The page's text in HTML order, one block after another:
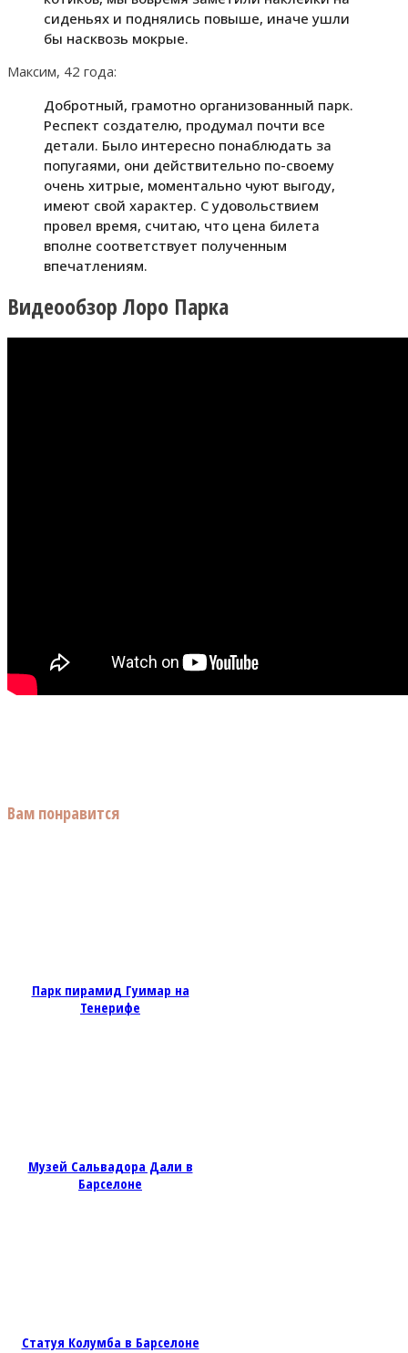
сиденьях и поднялись повыше, иначе ушли
бы насквозь мокрые.
Максим, 42 года:
Добротный, грамотно организованный парк.
Респект создателю, продумал почти все
детали. Было интересно понаблюдать за
попугаями, они действительно по-своему
очень хитрые, моментально чуют выгоду,
имеют свой характер. С удовольствием
провел время, считаю, что цена билета
вполне соответствует полученным
впечатлениям.
Видеообзор Лоро Парка
Вам понравится
Парк пирамид Гуимар на
Тенерифе
Музей Сальвадора Дали в
Барселоне
Статуя Колумба в Барселоне